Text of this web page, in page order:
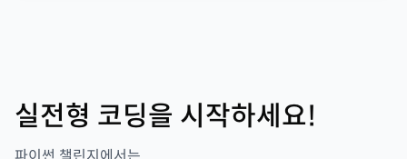
실전형 코딩을 시작하세요!